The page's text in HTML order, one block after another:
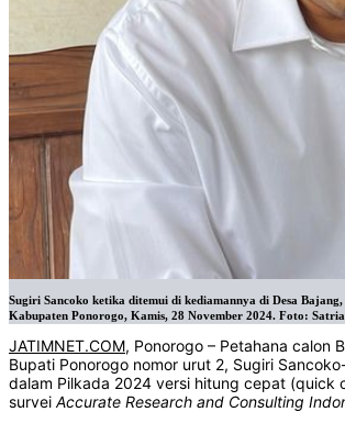
Sugiri Sancoko ketika ditemui di kediamannya di Desa
Kabupaten Ponorogo, Kamis, 28 November 2024. Foto: Satria
JATIMNET.COM, Ponorogo – Petahana calon
Bupati Ponorogo nomor urut 2, Sugiri
dalam Pilkada 2024 versi hitung cepat (quick
survei Accurate Research and Consulting